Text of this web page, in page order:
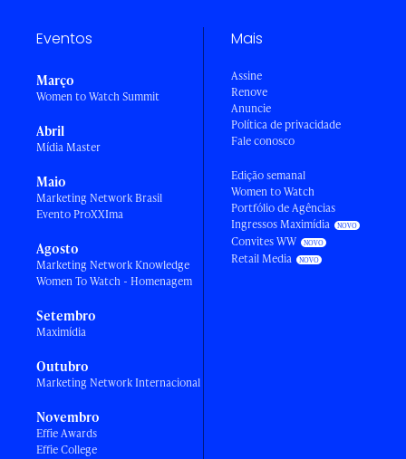
Eventos
Março
Women to Watch Summit
Abril
Mídia Master
Maio
Marketing Network Brasil
Evento ProXXIma
Agosto
Marketing Network Knowledge
Women To Watch - Homenagem
Setembro
Maximídia
Outubro
Marketing Network Internacional
Novembro
Effie Awards
Effie College
Mais
Assine
Renove
Anuncie
Política de privacidade
Fale conosco
Edição semanal
Women to Watch
Portfólio de Agências
Ingressos Maximídia
Convites WW
Retail Media